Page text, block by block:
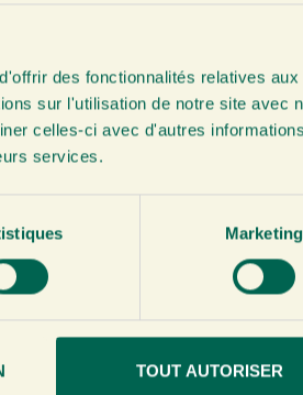
des fonctionnalités relatives aux
sur l'utilisation de notre site avec
celles-ci avec d'autres
services.
Marketing
TOUT AUTORISER
Jus de
200ml
€5,25